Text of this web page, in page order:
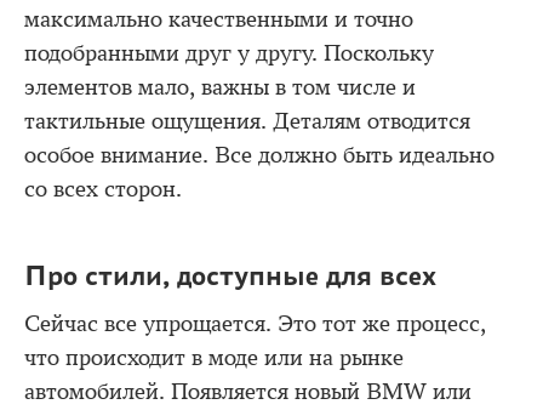
максимально качественными и точно
подобранными друг у другу. Поскольку
элементов мало, важны в том числе и
тактильные ощущения. Деталям отводится
особое внимание. Все должно быть идеально
со всех сторон.
Про стили, доступные для всех
Сейчас все упрощается. Это тот же процесс,
что происходит в моде или на рынке
автомобилей. Появляется новый BMW или